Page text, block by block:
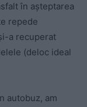
în așteptarea
repede
a recuperat
(deloc ideal
autobuz, am